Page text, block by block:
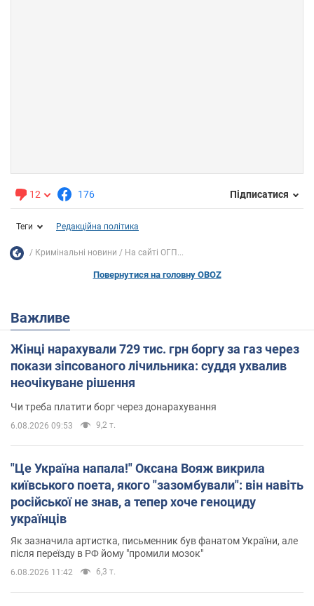
12 176 Підписатися
Теги Редакційна політика
Кримінальні новини На сайті ОГП...
Повернутися на головну OBOZ
Важливе
Жінці нарахували 729 тис. грн боргу за газ через
покази зіпсованого лічильника: суддя ухвалив
неочікуване рішення
Чи треба платити борг через донарахування
6.08.2026 09:53 9,2 т.
"Це Україна напала!" Оксана Вояж викрила
київського поета, якого "зазомбували": він навіть
російської не знав, а тепер хоче геноциду
українців
Як зазначила артистка, письменник був фанатом України, але
після переїзду в РФ йому "промили мозок"
6.08.2026 11:42 6,3 т.